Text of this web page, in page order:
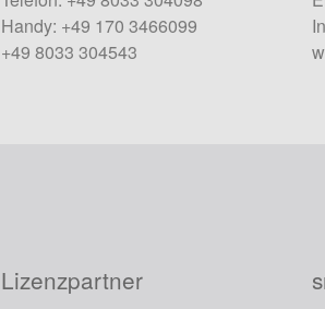
Handy: +49 170 3466099
+49 8033 304543
Lizenzpartner